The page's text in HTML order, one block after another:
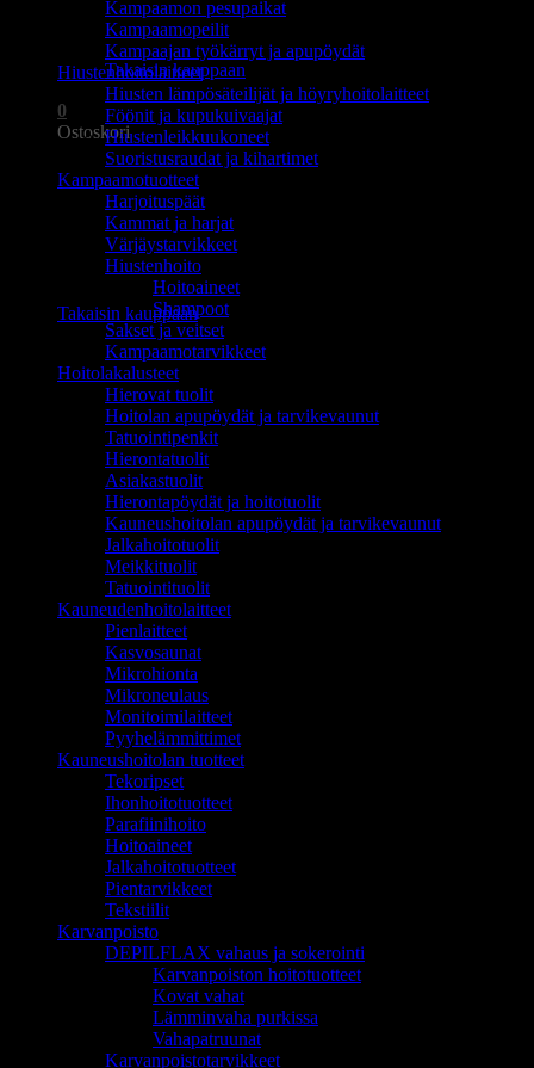
Ostoskori on tyhjä.
Takaisin kauppaan
0
Ostoskori
Ostoskori on tyhjä.
Takaisin kauppaan
Kampaamon pesupaikat
Kampaamopeilit
Kampaajan työkärryt ja apupöydät
Hiustenhoitolaitteet
Hiusten lämpösäteilijät ja höyryhoitolaitteet
Föönit ja kupukuivaajat
Hiustenleikkuukoneet
Suoristusraudat ja kihartimet
Kampaamotuotteet
Harjoituspäät
Kammat ja harjat
Värjäystarvikkeet
Hiustenhoito
Hoitoaineet
Shampoot
Sakset ja veitset
Kampaamotarvikkeet
Hoitolakalusteet
Hierovat tuolit
Hoitolan apupöydät ja tarvikevaunut
Tatuointipenkit
Hierontatuolit
Asiakastuolit
Hierontapöydät ja hoitotuolit
Kauneushoitolan apupöydät ja tarvikevaunut
Jalkahoitotuolit
Meikkituolit
Tatuointituolit
Kauneudenhoitolaitteet
Pienlaitteet
Kasvosaunat
Mikrohionta
Mikroneulaus
Monitoimilaitteet
Pyyhelämmittimet
Kauneushoitolan tuotteet
Tekoripset
Ihonhoitotuotteet
Parafiinihoito
Hoitoaineet
Jalkahoitotuotteet
Pientarvikkeet
Tekstiilit
Karvanpoisto
DEPILFLAX vahaus ja sokerointi
Karvanpoiston hoitotuotteet
Kovat vahat
Lämminvaha purkissa
Vahapatruunat
Karvanpoistotarvikkeet